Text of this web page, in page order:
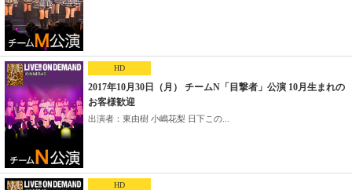
HD
2017年10月30日（月） チームN「目撃者」公演 10月生まれの
お客様歓迎
出演者：東由樹 小嶋花梨 日下この...
HD